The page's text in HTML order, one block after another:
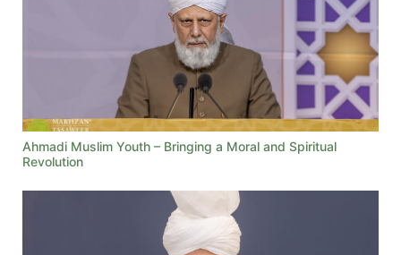
Ahmadi Muslim Youth – Bringing a Moral and Spiritual
Revolution